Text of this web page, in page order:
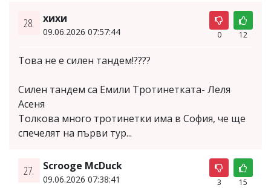
28. хихи
09.06.2026 07:57:44 0 12
Това не е силен тандем!????
Силен тандем са Емили Тротинетката- Леля
Асеня
Толкова много тротинетки има в София, че ще
спечелят на първи тур...
27. Scrooge McDuck
09.06.2026 07:38:41 3 15